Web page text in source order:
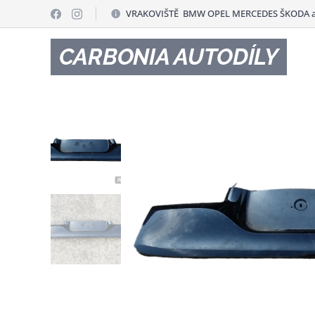
VRAKOVIŠTĚ BMW OPEL MERCEDES ŠKODA
CARBONIA AUTODÍLY